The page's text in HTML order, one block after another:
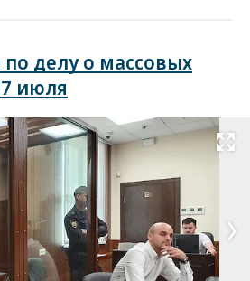
делу о массовых
июля
Развернуть